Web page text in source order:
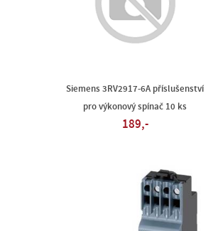
Siemens 3RV2917-6A příslušenství
pro výkonový spínač 10 ks
189,-